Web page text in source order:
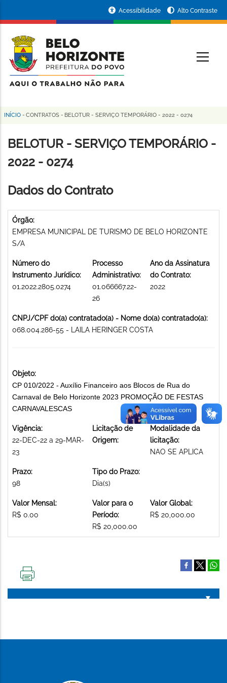
conteúdo
principal
da
Prefeitura
de
Horizonte
Acessibilidade Alto Contraste
Trilha
de
navegação
INÍCIO - CONTRATOS - BELOTUR - SERVIÇO TEMPORÁRIO - 2022 - 0274
BELOTUR - SERVIÇO TEMPORÁRIO -
2022 - 0274
Dados do Contrato
Órgão:
EMPRESA MUNICIPAL DE TURISMO DE BELO HORIZONTE
S/A
Número do
Instrumento Jurídico:
01.2022.2805.0274
Processo
Administrativo:
01.066667.22-
26
Ano da Assinatura
do Contrato:
2022
CNPJ/CPF do(a) contratado(a) - Nome do(a) contratado(a):
068.004.286-55 - LAILA HERINGER COSTA
Objeto:
CP 010/2022 - Auxílio Financeiro aos Blocos de Rua do
Carnaval de Belo Horizonte 2023 PROMOÇÃO DE FESTAS
CARNAVALESCAS
Vigência:
22-DEC-22 a 29-MAR-
23
Licitação de
Origem:
Modalidade da
licitação:
NAO SE APLICA
Prazo:
98
Tipo do Prazo:
Dia(s)
Valor Mensal:
R$ 0.00
Valor para o
Período:
R$ 20,000.00
Valor Global:
R$ 20,000.00
PÁGINA